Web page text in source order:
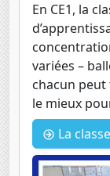
En CE1, la
variées –
chacun
le mieux
La